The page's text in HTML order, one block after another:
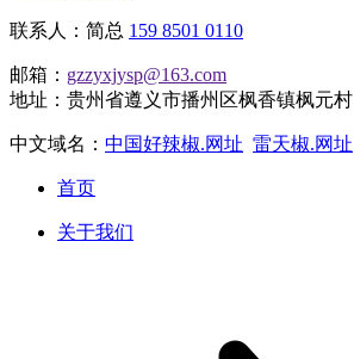
联系人：简总 159 8501 0110
邮箱： gzzyxjysp@163.com
地址：贵州省遵义市播州区枫香镇枫元村
中文域名： 中国好辣椒.网址 雷天椒.网址
首页
关于我们